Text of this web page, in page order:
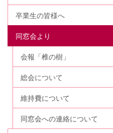
卒業生の皆様へ
同窓会より
会報「椎の樹」
総会について
維持費について
同窓会への連絡について